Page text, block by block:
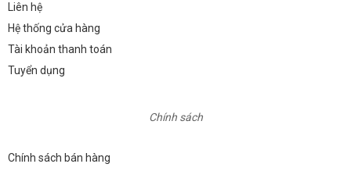
Liên hệ
Hệ thống cửa hàng
Tài khoản thanh toán
Tuyển dụng
Chính sách
Chính sách bán hàng